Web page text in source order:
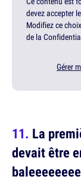
devez accepter
Modifiez ce
de la
Gérer
La
devait être